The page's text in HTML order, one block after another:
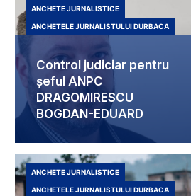
Control judiciar pentru
șeful ANPC
DRAGOMIRESCU
BOGDAN-EDUARD
ANCHETE JURNALISTICE
ANCHETELE JURNALISTULUI DURBACA
ANCHETE JURNALISTICE
ANCHETELE JURNALISTULUI DURBACA